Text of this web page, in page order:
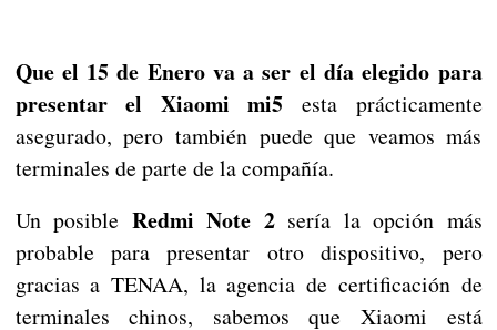
Que el 15 de Enero va a ser el día elegido para
presentar el Xiaomi mi5 esta prácticamente
asegurado, pero también puede que veamos más
terminales de parte de la compañía.
Un posible Redmi Note 2sería la opción más
probable para presentar otro dispositivo, pero
gracias a TENAA, la agencia de certificación de
terminales chinos, sabemos que Xiaomi está